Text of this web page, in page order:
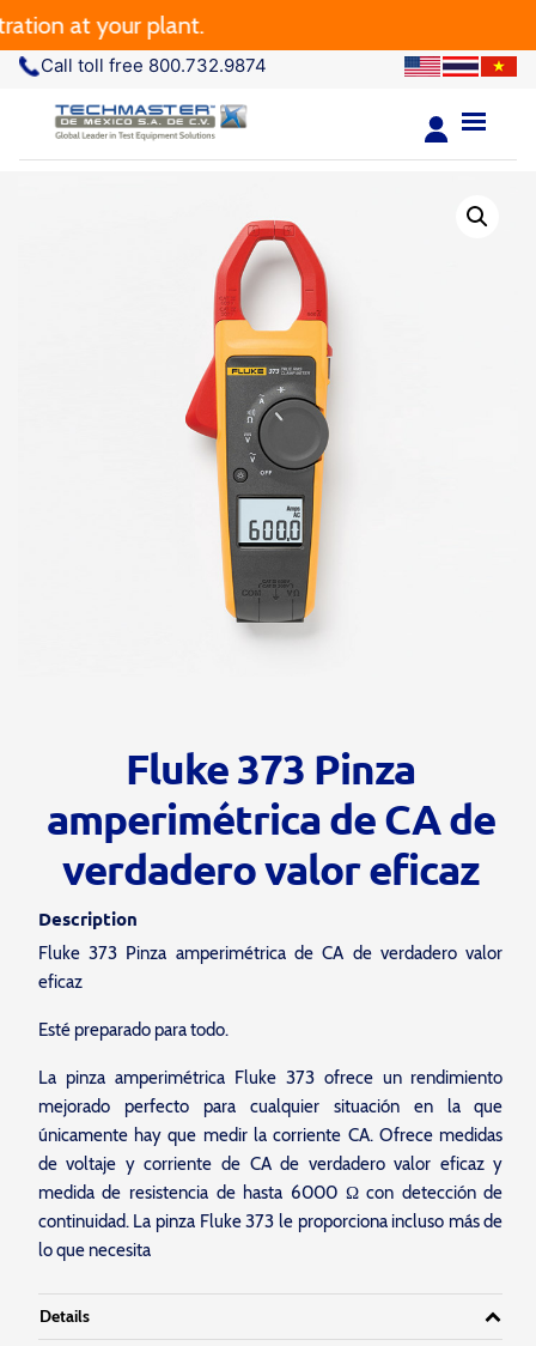
at your plant.
Call toll free 800.732.9874
Fluke 373 Pinza
amperimétrica de CA de
verdadero valor eficaz
Description
Fluke 373 Pinza amperimétrica de CA de verdadero valor
eficaz
Esté preparado para todo.
La pinza amperimétrica Fluke 373 ofrece un rendimiento
mejorado perfecto para cualquier situación en la que
únicamente hay que medir la corriente CA. Ofrece medidas
de voltaje y corriente de CA de verdadero valor eficaz y
medida de resistencia de hasta 6000 Ω con detección de
continuidad. La pinza Fluke 373 le proporciona incluso más de
lo que necesita
Details